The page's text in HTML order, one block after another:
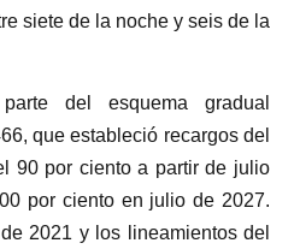
siete de la noche y seis de la
del esquema gradual
que estableció recargos del
90 por ciento a partir de julio
por ciento en julio de 2027.
2021 y los lineamientos del